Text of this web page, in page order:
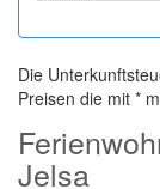
Die
Preisen die mit *
Jelsa